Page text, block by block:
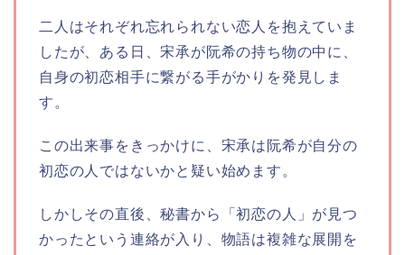
二人はそれぞれ忘れられない恋人を抱えていま
したが、ある日、宋承が阮希の持ち物の中に、
自身の初恋相手に繋がる手がかりを発見しま
す。
この出来事をきっかけに、宋承は阮希が自分の
初恋の人ではないかと疑い始めます。
しかしその直後、秘書から「初恋の人」が見つ
かったという連絡が入り、物語は複雑な展開を